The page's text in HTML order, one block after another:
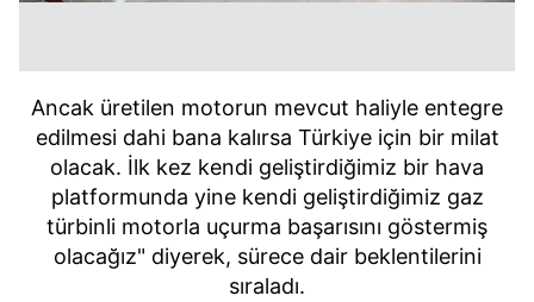
Ancak üretilen motorun mevcut haliyle entegre
edilmesi dahi bana kalırsa Türkiye için bir milat
olacak. İlk kez kendi geliştirdiğimiz bir hava
platformunda yine kendi geliştirdiğimiz gaz
türbinli motorla uçurma başarısını göstermiş
olacağız" diyerek, sürece dair beklentilerini
sıraladı.